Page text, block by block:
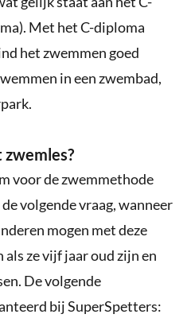
Met het C-diploma
het zwemmen goed
in een zwembad,
voor de zwemmethode
volgende vraag, wanneer
mogen met deze
ze vijf jaar oud zijn en
De volgende
bij SuperSpetters: